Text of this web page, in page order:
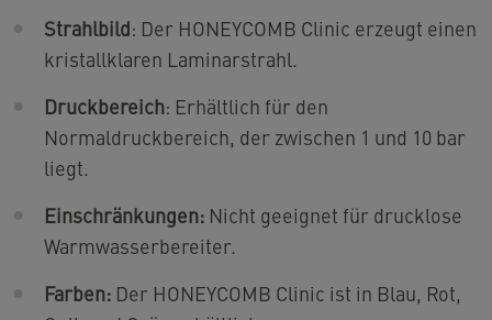
Strahlbild: Der HONEYCOMB Clinic erzeugt einen
kristallklaren Laminarstrahl.
Druckbereich: Erhältlich für den
Normaldruckbereich, der zwischen 1 und 10 bar
liegt.
Einschränkungen: Nicht geeignet für drucklose
Warmwasserbereiter.
Farben: Der HONEYCOMB Clinic ist in Blau, Rot,